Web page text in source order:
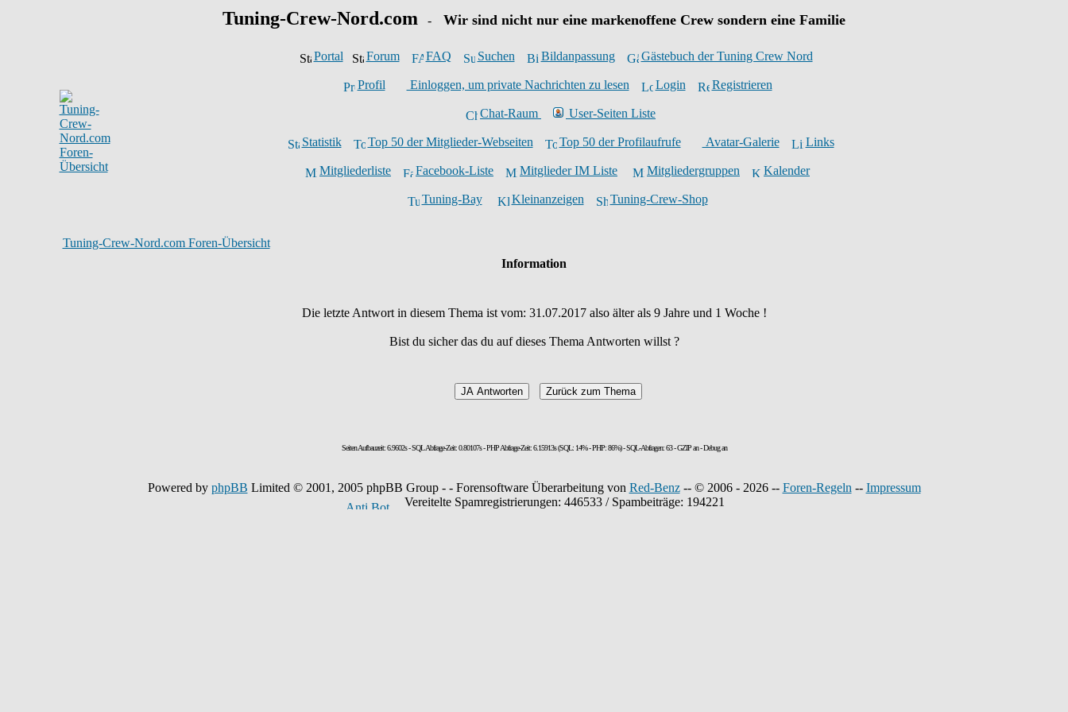
Tuning-Crew-Nord.com - Wir sind nicht nur eine markenoffene Crew sondern eine Familie
Portal Forum FAQ Suchen Bildanpassung Gästebuch der Tuning Crew Nord
Profil Einloggen, um private Nachrichten zu lesen Login Registrieren
Chat-Raum User-Seiten Liste
Statistik Top 50 der Mitglieder-Webseiten Top 50 der Profilaufrufe Avatar-Galerie Links
Mitgliederliste Facebook-Liste Mitglieder IM Liste Mitgliedergruppen Kalender
Tuning-Bay Kleinanzeigen Tuning-Crew-Shop
Tuning-Crew-Nord.com Foren-Übersicht
Information
Die letzte Antwort in diesem Thema ist vom: 31.07.2017 also älter als 9 Jahre und 1 Woche !
Bist du sicher das du auf dieses Thema Antworten willst ?
Seiten Aufbauzeit: 6.9602s - SQL Abfrage-Zeit: 0.80107s - PHP Abfrage-Zeit: 6.15913s (SQL: 14% - PHP: 86%) - SQL-Abfragen: 63 - GZIP an - Debug an
Powered by phpBB Limited © 2001, 2005 phpBB Group - - Forensoftware Überarbeitung von Red-Benz-- © 2006 - 2026 -- Foren-Regeln -- Impressum
Vereitelte Spamregistrierungen: 446533 / Spambeiträge: 194221